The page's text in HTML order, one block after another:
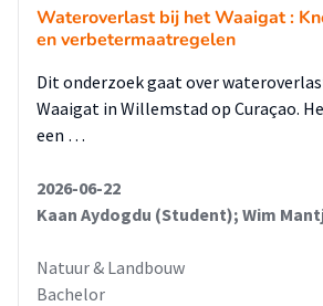
Wateroverlast bij het Waaigat :
en verbetermaatregelen
Dit onderzoek gaat over
Waaigat in Willemstad op Curaçao.
een …
2026-06-22
Kaan Aydogdu (Student); Wim
Natuur & Landbouw
Bachelor